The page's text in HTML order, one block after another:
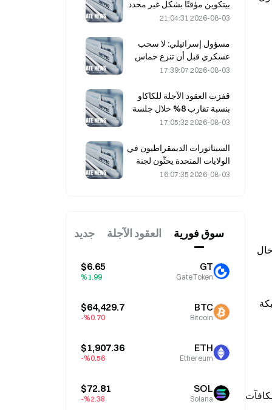
بيتكوين مؤقتًا بشكل غير محدد
بعد هجمات مدعومة بالذكاء
2026-08-03 21:04:31
مسؤول إسرائيلي: لا سحب
عسكري قبل أن تنزع حماس
سلاحها
2026-08-03 17:39:07
قفزت العقود الآجلة للكاكاو
بنسبة تقارب 8% خلال جلسة
يوم الجمعة الماضي، في
2026-08-03 17:05:32
السيناتورات الديمقراطيون في
الولايات المتحدة يحثّون لجنة
2026-08-03 16:07:35
سوق فوریة العقود الآجلة جديد
GT
GateToken
$6.65
%1.99
BTC
Bitcoin
$64,429.7
%0.70-
ETH
Ethereum
$1,907.36
%0.56-
SOL
Solana
$72.81
%2.38-